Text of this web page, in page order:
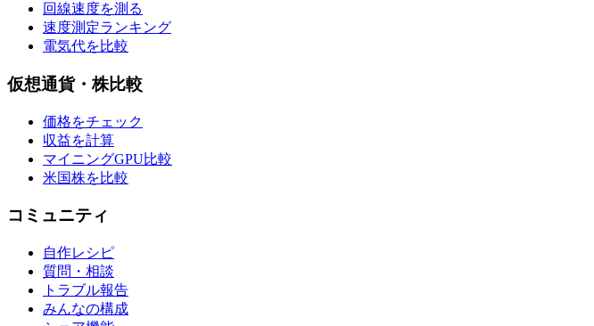
回線速度を測る
速度測定ランキング
電気代を比較
仮想通貨・株比較
価格をチェック
収益を計算
マイニングGPU比較
米国株を比較
コミュニティ
自作レシピ
質問・相談
トラブル報告
みんなの構成